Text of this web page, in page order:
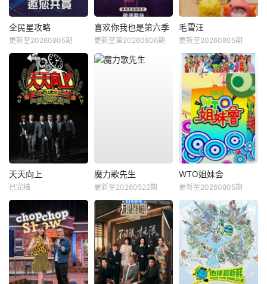
全民星攻略
更新至20260805期
喜欢你我也是第六季
更新至第20260806期
毛雪汪
更新至20260805期
天天向上
已完结
魔力歌先生
更新至20260522期
WTO姐妹会
更新至20260805期